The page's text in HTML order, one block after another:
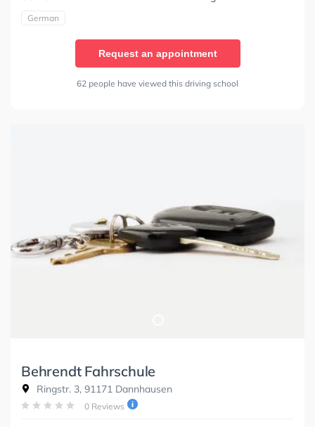
German
Request an appointment
62 people have viewed this driving school
Behrendt Fahrschule
Ringstr. 3, 91171 Dannhausen
0 Reviews